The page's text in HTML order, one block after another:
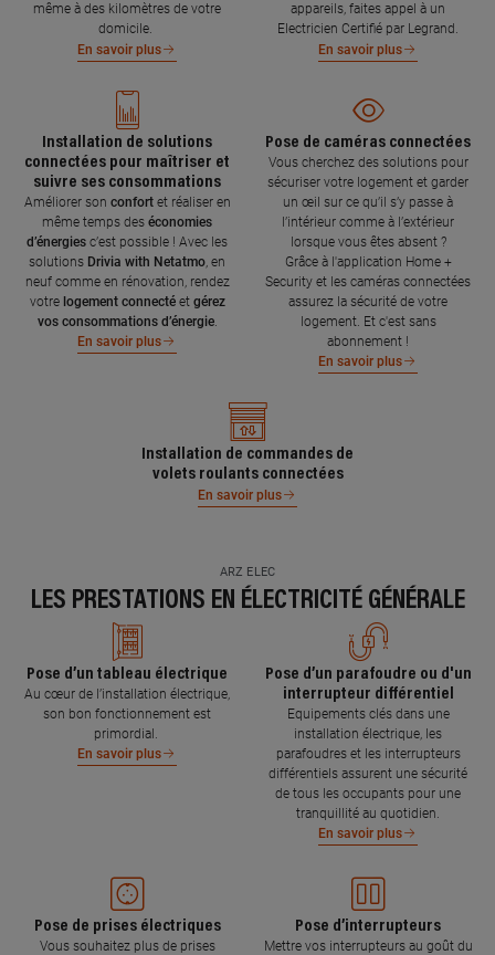
même à des kilomètres de votre
domicile.
En savoir plus
appareils, faites appel à un
Electricien Certifié par Legrand.
En savoir plus
Installation de solutions
connectées pour maîtriser et
suivre ses consommations
Améliorer son confort et réaliser en
même temps des économies
d’énergies c’est possible ! Avec les
solutions Drivia with Netatmo , en
neuf comme en rénovation, rendez
votre logement connecté et gérez
vos consommations d’énergie.
En savoir plus
Pose de caméras connectées
Vous cherchez des solutions pour
sécuriser votre logement et garder
un œil sur ce qu’il s’y passe à
l’intérieur comme à l’extérieur
lorsque vous êtes absent ?
Grâce à l'application Home +
Security et les caméras connectées
assurez la sécurité de votre
logement. Et c'est sans
abonnement !
En savoir plus
Installation de commandes de
volets roulants connectées
En savoir plus
ARZ ELEC
LES PRESTATIONS EN ÉLECTRICITÉ GÉNÉRALE
Pose d’un tableau électrique
Au cœur de l’installation électrique,
son bon fonctionnement est
primordial.
En savoir plus
Pose d’un parafoudre ou d'un
interrupteur différentiel
Equipements clés dans une
installation électrique, les
parafoudres et les interrupteurs
différentiels assurent une sécurité
de tous les occupants pour une
tranquillité au quotidien.
En savoir plus
Pose de prises électriques
Vous souhaitez plus de prises
Pose d’interrupteurs
Mettre vos interrupteurs au goût du